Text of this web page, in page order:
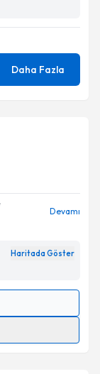
Daha Fazla
Devamı
Haritada Göster